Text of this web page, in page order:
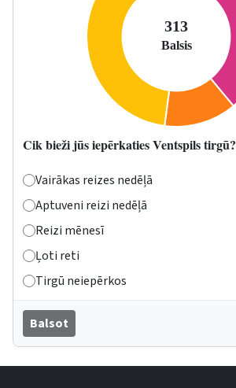
Cik bieži jūs iepērkaties Ventspils tirgū?
Vairākas reizes nedēļā
Aptuveni reizi nedēļā
Reizi mēnesī
Ļoti reti
Tirgū neiepērkos
Balsot